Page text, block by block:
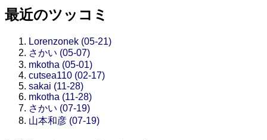
最近のツッコミ
Lorenzonek (05-21)
さかい (05-07)
mkotha (05-01)
cutsea110 (02-17)
sakai (11-28)
mkotha (11-28)
さかい (07-19)
山本和彦 (07-19)